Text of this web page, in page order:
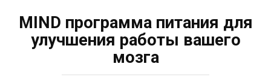
MIND программа питания для
улучшения работы вашего
мозга